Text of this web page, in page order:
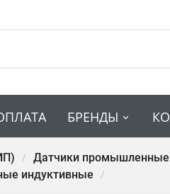
БРЕНДЫ
Датчики промышленные
индуктивные